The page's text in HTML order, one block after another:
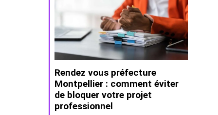
Rendez vous préfecture
Montpellier : comment éviter
de bloquer votre projet
professionnel